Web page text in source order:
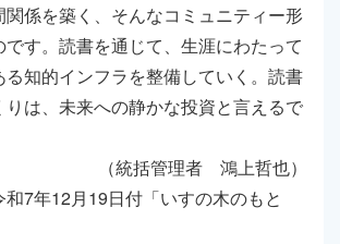
係を築く、そんなコミュニティー形
です。読書を通じて、生涯にわたって
知的インフラを整備していく。読書
りは、未来への静かな投資と言えるで
（統括管理者 鴻上哲也）
7年12月19日付「いすの木のもと